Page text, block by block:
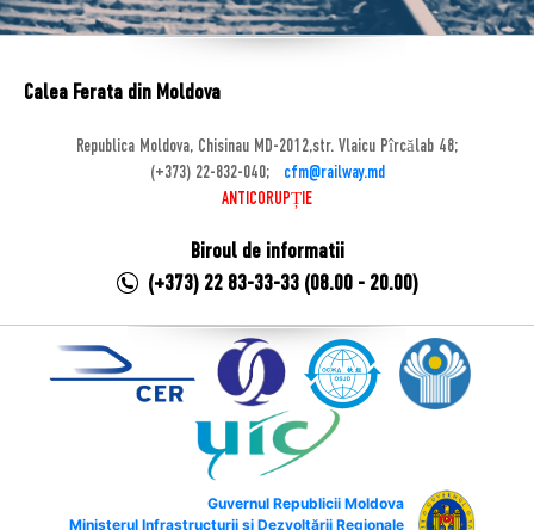
Calea Ferata din Moldova
Republica Moldova, Chisinau MD-2012,str. Vlaicu Pîrcălab 48;
(+373) 22-832-040;
cfm@railway.md
ANTICORUPȚIE
Biroul de informatii
(+373) 22 83-33-33 (08.00 - 20.00)
Guvernul Republicii Moldova
Ministerul Infrastructurii și Dezvoltării Regionale